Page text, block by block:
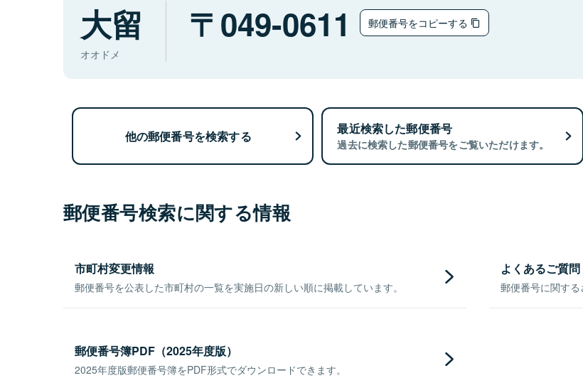
大留
オオドメ
049-0611 郵便番号をコピーする
他の郵便番号を検索する 最近検索した郵便番号
過去に検索した郵便番号をご覧いただけます。
郵便番号検索に関する情報
市町村変更情報
郵便番号を公表した市町村の一覧を実施日の新しい順に掲載しています。
よくあるご質
郵便番号に関する
郵便番号簿PDF（2025年度版）
2025年度版郵便番号簿をPDF形式でダウンロードできます。